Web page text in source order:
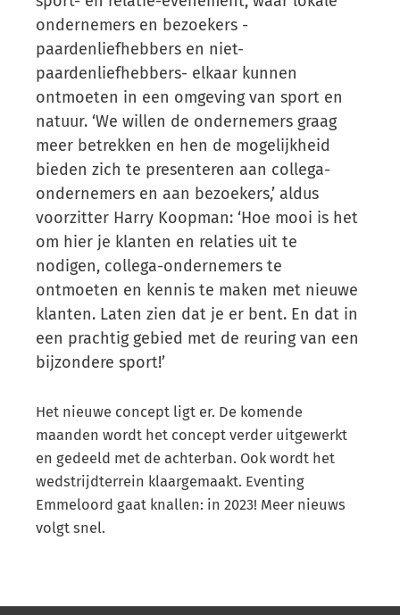
ondernemers en bezoekers -
paardenliefhebbers en niet-
paardenliefhebbers- elkaar kunnen
ontmoeten in een omgeving van sport en
natuur. ‘We willen de ondernemers graag
meer betrekken en hen de mogelijkheid
bieden zich te presenteren aan collega-
ondernemers en aan bezoekers,’ aldus
voorzitter Harry Koopman: ‘Hoe mooi is het
om hier je klanten en relaties uit te
nodigen, collega-ondernemers te
ontmoeten en kennis te maken met nieuwe
klanten. Laten zien dat je er bent. En dat in
een prachtig gebied met de reuring van een
bijzondere sport!’
Het nieuwe concept ligt er. De komende
maanden wordt het concept verder uitgewerkt
en gedeeld met de achterban. Ook wordt het
wedstrijdterrein klaargemaakt. Eventing
Emmeloord gaat knallen: in 2023! Meer nieuws
volgt snel.